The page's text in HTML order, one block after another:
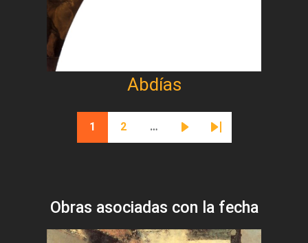
Abdías
Paginación
Página actual
1
Página
2 …
Siguiente página
Última página
Obras asociadas con la fecha